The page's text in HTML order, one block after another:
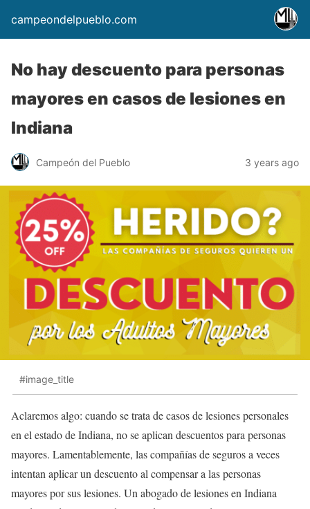
campeondelpueblo.com
No hay descuento para personas
mayores en casos de lesiones en
Indiana
Campeón del Pueblo 3 years ago
#image_title
Aclaremos algo: cuando se trata de casos de lesiones personales
en el estado de Indiana, no se aplican descuentos para personas
mayores. Lamentablemente, las compañías de seguros a veces
intentan aplicar un descuento al compensar a las personas
mayores por sus lesiones. Un abogado de lesiones en Indiana